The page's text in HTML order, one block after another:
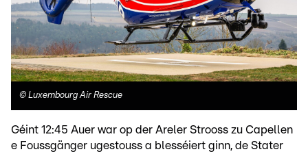
© Luxembourg Air Rescue
Géint 12:45 Auer war op der Areler Strooss zu Capellen
e Foussgänger ugestouss a blesséiert ginn, de Stater